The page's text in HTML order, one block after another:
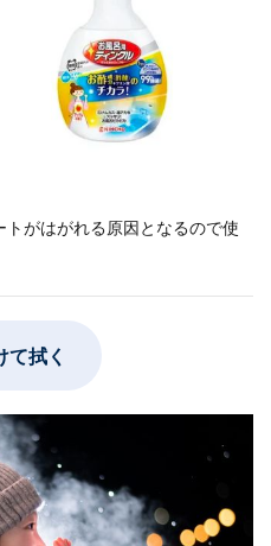
がはがれる原因となるので使
拭く